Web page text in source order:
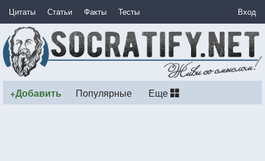
Цитаты Статьи Факты Тесты Вход
+Добавить Популярные Еще